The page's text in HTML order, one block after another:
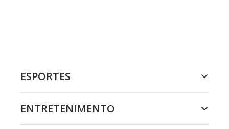
ESPORTES
ENTRETENIMENTO